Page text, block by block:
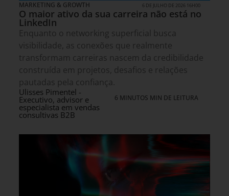
MARKETING & GROWTH 6 DE JULHO DE 2026 16H00
O maior ativo da sua carreira não está no
LinkedIn
Enquanto o networking superficial busca
visibilidade, as conexões que realmente
transformam carreiras nascem da credibilidade
construída em projetos, desafios e relações
pautadas pela confiança.
Ulisses Pimentel -
Executivo, advisor e
especialista em vendas
consultivas B2B
6 MINUTOS MIN DE LEITURA